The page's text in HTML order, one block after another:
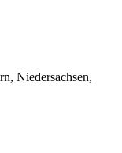
Niedersachsen,